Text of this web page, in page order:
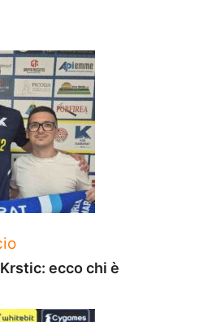
ecco chi è